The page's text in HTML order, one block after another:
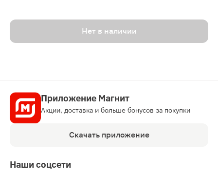
Нет в наличии
Приложение Магнит
Акции, доставка и больше бонусов за покупки
Скачать приложение
Наши соцсети